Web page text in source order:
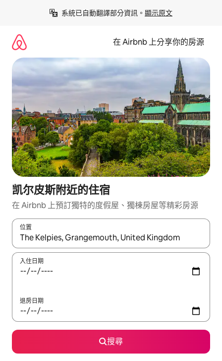
系統已自動翻譯部分資訊。 顯示原文
在 Airbnb 上分享你的房源
凯尔皮斯附近的住宿
在 Airbnb 上預訂獨特的度假屋、獨棟房屋等精彩房源
位置
如有搜尋結果，瀏覽內容時請使用上下箭頭，或輕點、滑動裝置。
入住日期
退房日期
搜尋